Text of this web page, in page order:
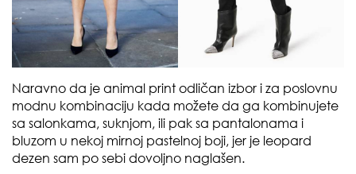
Naravno da je animal print odličan izbor i za poslovnu
modnu kombinaciju kada možete da ga kombinujete
sa salonkama, suknjom, ili pak sa pantalonama i
bluzom u nekoj mirnoj pastelnoj boji, jer je leopard
dezen sam po sebi dovoljno naglašen.